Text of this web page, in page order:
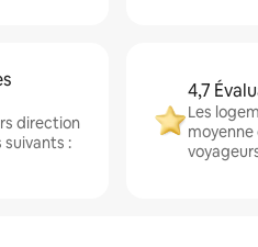
direction
:
4,7
Les
moyenne